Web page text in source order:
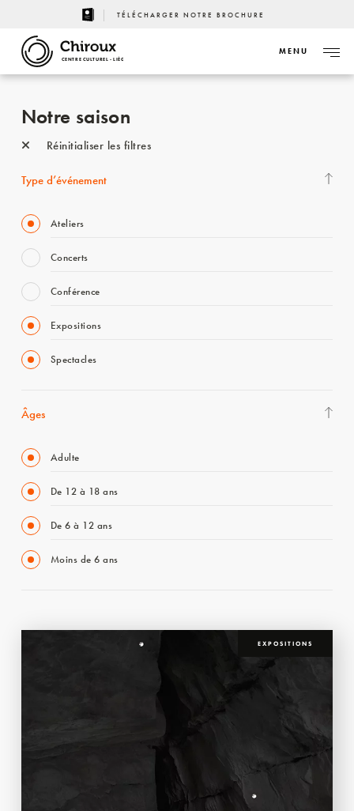
TÉLÉCHARGER NOTRE BROCHURE
CENTRE CULTUREL - LIÈGE
MENU
Notre saison
Réinitialiser les filtres
Type d’événement
Ateliers
Concerts
Conférence
Expositions
Spectacles
Âges
Adulte
De 12 à 18 ans
De 6 à 12 ans
Moins de 6 ans
EXPOSITIONS